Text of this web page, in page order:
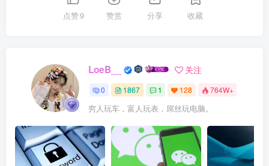
点赞9 赞赏 分享 收藏
LoeB__ 关注
0 1867 1 128 764W+
穷人玩车，富人玩表，屌丝玩电脑。